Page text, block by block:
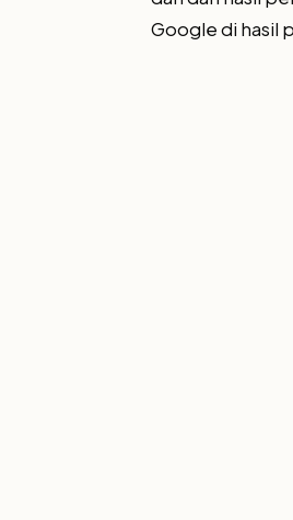
Google di hasil